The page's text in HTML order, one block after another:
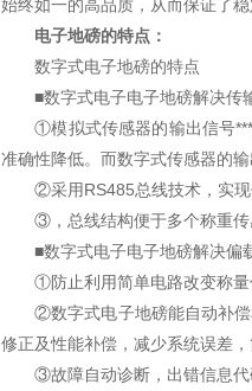
始终如一的高品质，从而保证了
电子地磅的特点：
数字式电子地磅的特点
■数字式电子电子地磅解决传
①模拟式传感器的输出信号***
准确性降低。而数字式传感器的
②采用RS485总线技术，实现
③，总线结构便于多个称重传
■数字式电子电子地磅解决偏
①防止利用简单电路改变称量
②数字式电子地磅能自动补偿和
修正及性能补偿，减少系统误差
③故障自动诊断，出错信息代